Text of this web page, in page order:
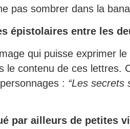
pas sombrer dans la
épistolaires entre les
qui puisse exprimer
le contenu de ces lettres.
: “Les secrets
par ailleurs de petites